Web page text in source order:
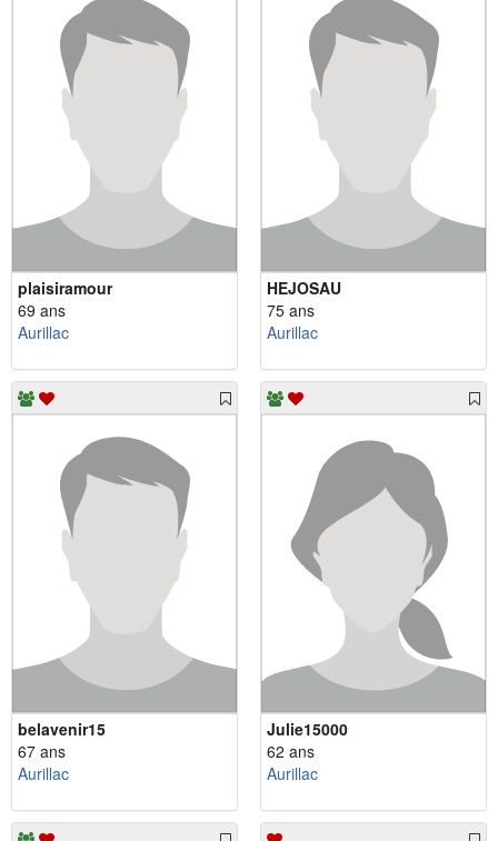
plaisiramour
69 ans
Aurillac
HEJOSAU
75 ans
Aurillac
belavenir15
67 ans
Aurillac
Julie15000
62 ans
Aurillac